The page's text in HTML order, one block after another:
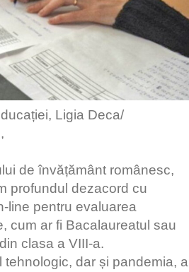
Ligia Deca/
de învățământ românesc,
profundul dezacord cu
line pentru evaluarea
cum ar fi Bacalaureatul sau
clasa a VIII-a.
tehnologic, dar și pandemia, a